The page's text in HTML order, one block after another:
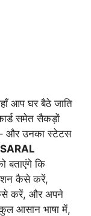
आप घर बैठे जाति
समेत सैकड़ों
और उनका स्टेटस
SARAL
बताएंगे कि
कैसे करें,
करें, और अपने
आसान भाषा में,